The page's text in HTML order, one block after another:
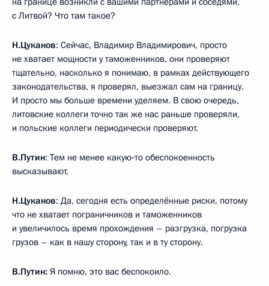
с Литвой? Что там такое?
Н.Цуканов: Сейчас, Владимир Владимирович, просто
не хватает мощности у таможенников, они проверяют
тщательно, насколько я понимаю, в рамках действующего
законодательства, я проверял, выезжал сам на границу.
И просто мы больше времени уделяем. В свою очередь,
литовские коллеги точно так же нас раньше проверяли,
и польские коллеги периодически проверяют.
В.Путин: Тем не менее какую‑то обеспокоенность
высказывают.
Н.Цуканов: Да, сегодня есть определённые риски, потому
что не хватает пограничников и таможенников
и увеличилось время прохождения – разгрузка, погрузка
грузов – как в нашу сторону, так и в ту сторону.
В.Путин: Я помню, это вас беспокоило.